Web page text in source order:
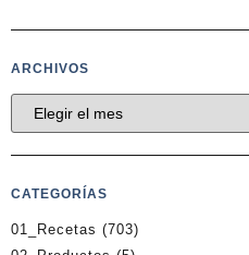
ARCHIVOS
CATEGORÍAS
01_Recetas (703)